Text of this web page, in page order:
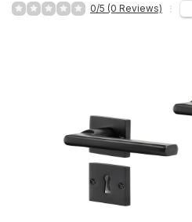
0/5 (0 Reviews)